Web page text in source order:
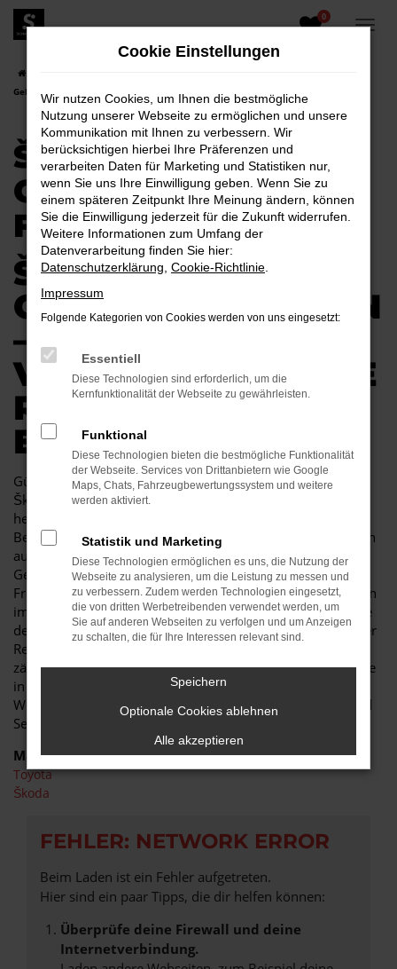
Zum
Hauptinhalt
0
Gebrauchtwagen für Elsterwerda
ŠKODA CITIGO
GEBRAUCHTWAGEN
FÜR ELSTERWERDA
ŠKODA CITIGO
GEBRAUCHTWAGEN
–
VERTRAUENSVOLLE
R AUTOKAUF IN
ELSTERWERDA
Günstige Mobilität in Elsterwerda kann so einfach sein. Ein
Škoda Citigo Gebrauchtwagen besticht durch seine
herausragende Qualität und erweist sich als jahrelanger
Begleiter. Sowohl im Stadtverkehr von Elsterwerda als auch
auf Landstraße und Autobahn ist der Škoda Citigo
Gebrauchtwagen eine perfekte Lösung und wird Ihnen viel
Freude bereiten. Unser Autohaus ist seit mehr als 30 Jahren
im Geschäft. Wir sind nicht nur Experten für Fahrzeuge wie
den Škoda Citigo Gebrauchtwagen, sondern auch tief in der
Region Elsterwerda verankert. In unserem Unternehmen
zählen noch Werte wie Vertrauen und Kundennähe, was Sie
in jeder Beratung im positivsten Sinne erfahren. Des
Weiteren zeichnen wir uns durch ein breites Fahrzeug- und
Serviceangebot und günstige Preise
Marken
Toyota
Škoda
FEHLER: NETWORK ERROR
Beim Laden ist ein Fehler aufgetreten.
Hier sind ein paar Tipps, die dir helfen können:
Überprüfe deine Firewall und deine
Internetverbindung.
Cookie Einstellungen
Wir nutzen Cookies, um Ihnen die bestmögliche
Nutzung unserer Webseite zu ermöglichen und unsere
Kommunikation mit Ihnen zu verbessern. Wir
berücksichtigen hierbei Ihre Präferenzen und
verarbeiten Daten für Marketing und Statistiken nur,
wenn Sie uns Ihre Einwilligung geben. Wenn Sie zu
einem späteren Zeitpunkt Ihre Meinung ändern, können
Sie die Einwilligung jederzeit für die Zukunft widerrufen.
Weitere Informationen zum Umfang der
Datenverarbeitung finden Sie hier:
Datenschutzerklärung Cookie-Richtlinie
Impressum
Folgende Kategorien von Cookies werden von uns eingesetzt:
Essentiell
Diese Technologien sind erforderlich, um die
Kernfunktionalität der Webseite zu gewährleisten.
Funktional
Diese Technologien bieten die bestmögliche Funktionalität
der Webseite. Services von Drittanbietern wie Google
Maps, Chats, Fahrzeugbewertungssystem und weitere
werden aktiviert.
Statistik und Marketing
Diese Technologien ermöglichen es uns, die Nutzung der
Webseite zu analysieren, um die Leistung zu messen und
zu verbessern. Zudem werden Technologien eingesetzt,
die von dritten Werbetreibenden verwendet werden, um
Sie auf anderen Webseiten zu verfolgen und um Anzeigen
zu schalten, die für Ihre Interessen relevant sind.
Speichern
Optionale Cookies ablehnen
Alle akzeptieren